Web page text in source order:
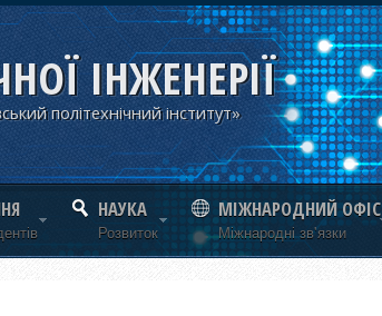
ІНЖЕНЕРІЇ
політехнічний інститут»
НАУКА
Розвиток
МІЖНАРОДНИЙ ОФІС
Міжнародні зв'язки